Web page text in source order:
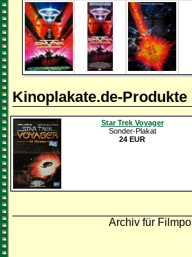
Kinoplakate.de-Produkte
Star Trek Voyager
Sonder-Plakat
24 EUR
Archiv für